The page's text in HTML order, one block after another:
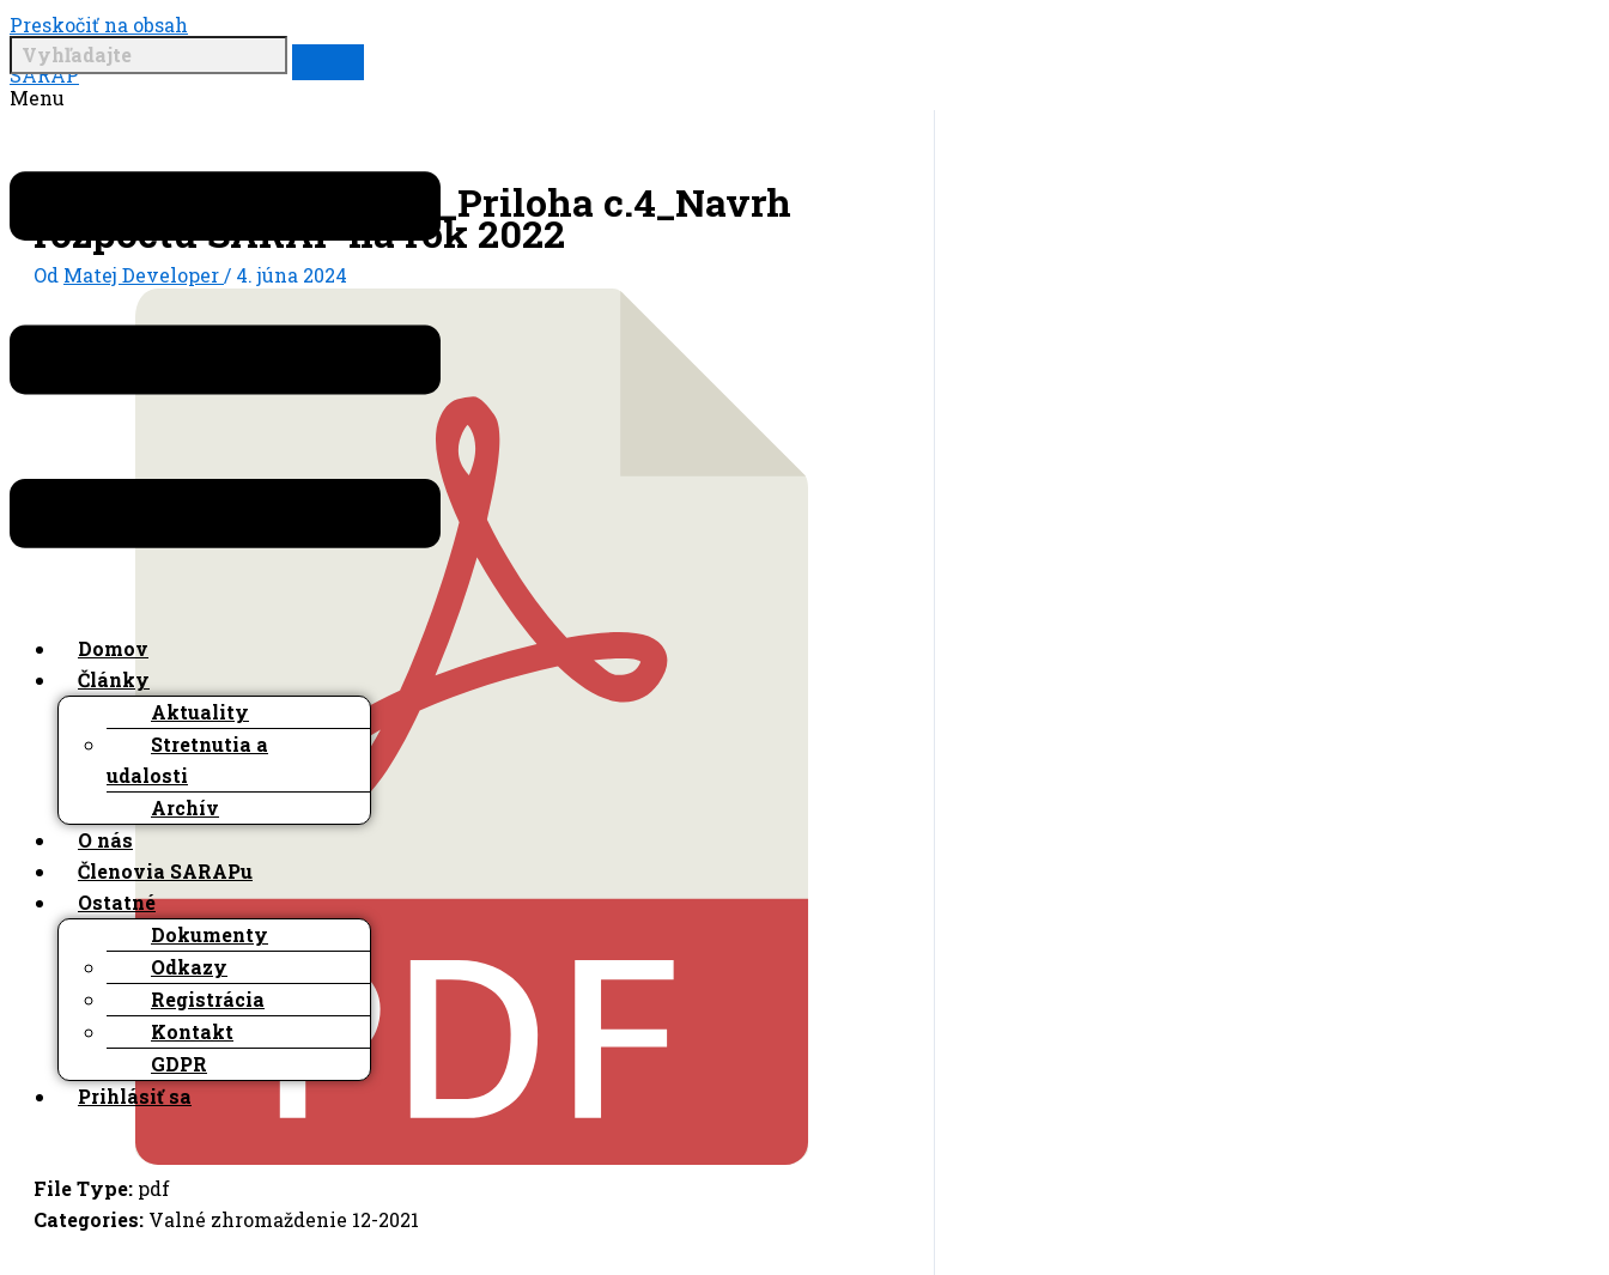
Preskočiť na obsah
SARAP
Menu
Domov
Články
Aktuality
Stretnutia a
udalosti
Archív
O nás
Členovia SARAPu
Ostatné
Dokumenty
Odkazy
Registrácia
Kontakt
GDPR
Prihlásiť sa
VZ SARAP 2021_Bod 8_Priloha c.4_Navrh
rozpoctu SARAP na rok 2022
Od Matej Developer/ 4. júna 2024
File Type: pdf
Categories: Valné zhromaždenie 12-2021